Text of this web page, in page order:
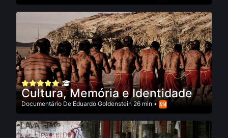
Cultura, Memória e Identidade
Documentário De Eduardo Goldenstein26 min •